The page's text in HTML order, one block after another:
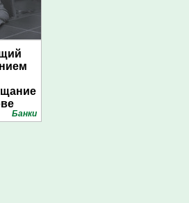
Банки